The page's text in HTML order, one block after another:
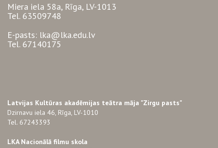
Miera iela 58a, Rīga, LV-1013
Tel. 63509748
E-pasts: lka@lka.edu.lv
Tel. 67140175
Latvijas Kultūras akadēmijas teātra māja "Zirgu pasts"
Dzirnavu iela 46, Rīga, LV-1010
Tel. 67243393
LKA Nacionālā filmu skola